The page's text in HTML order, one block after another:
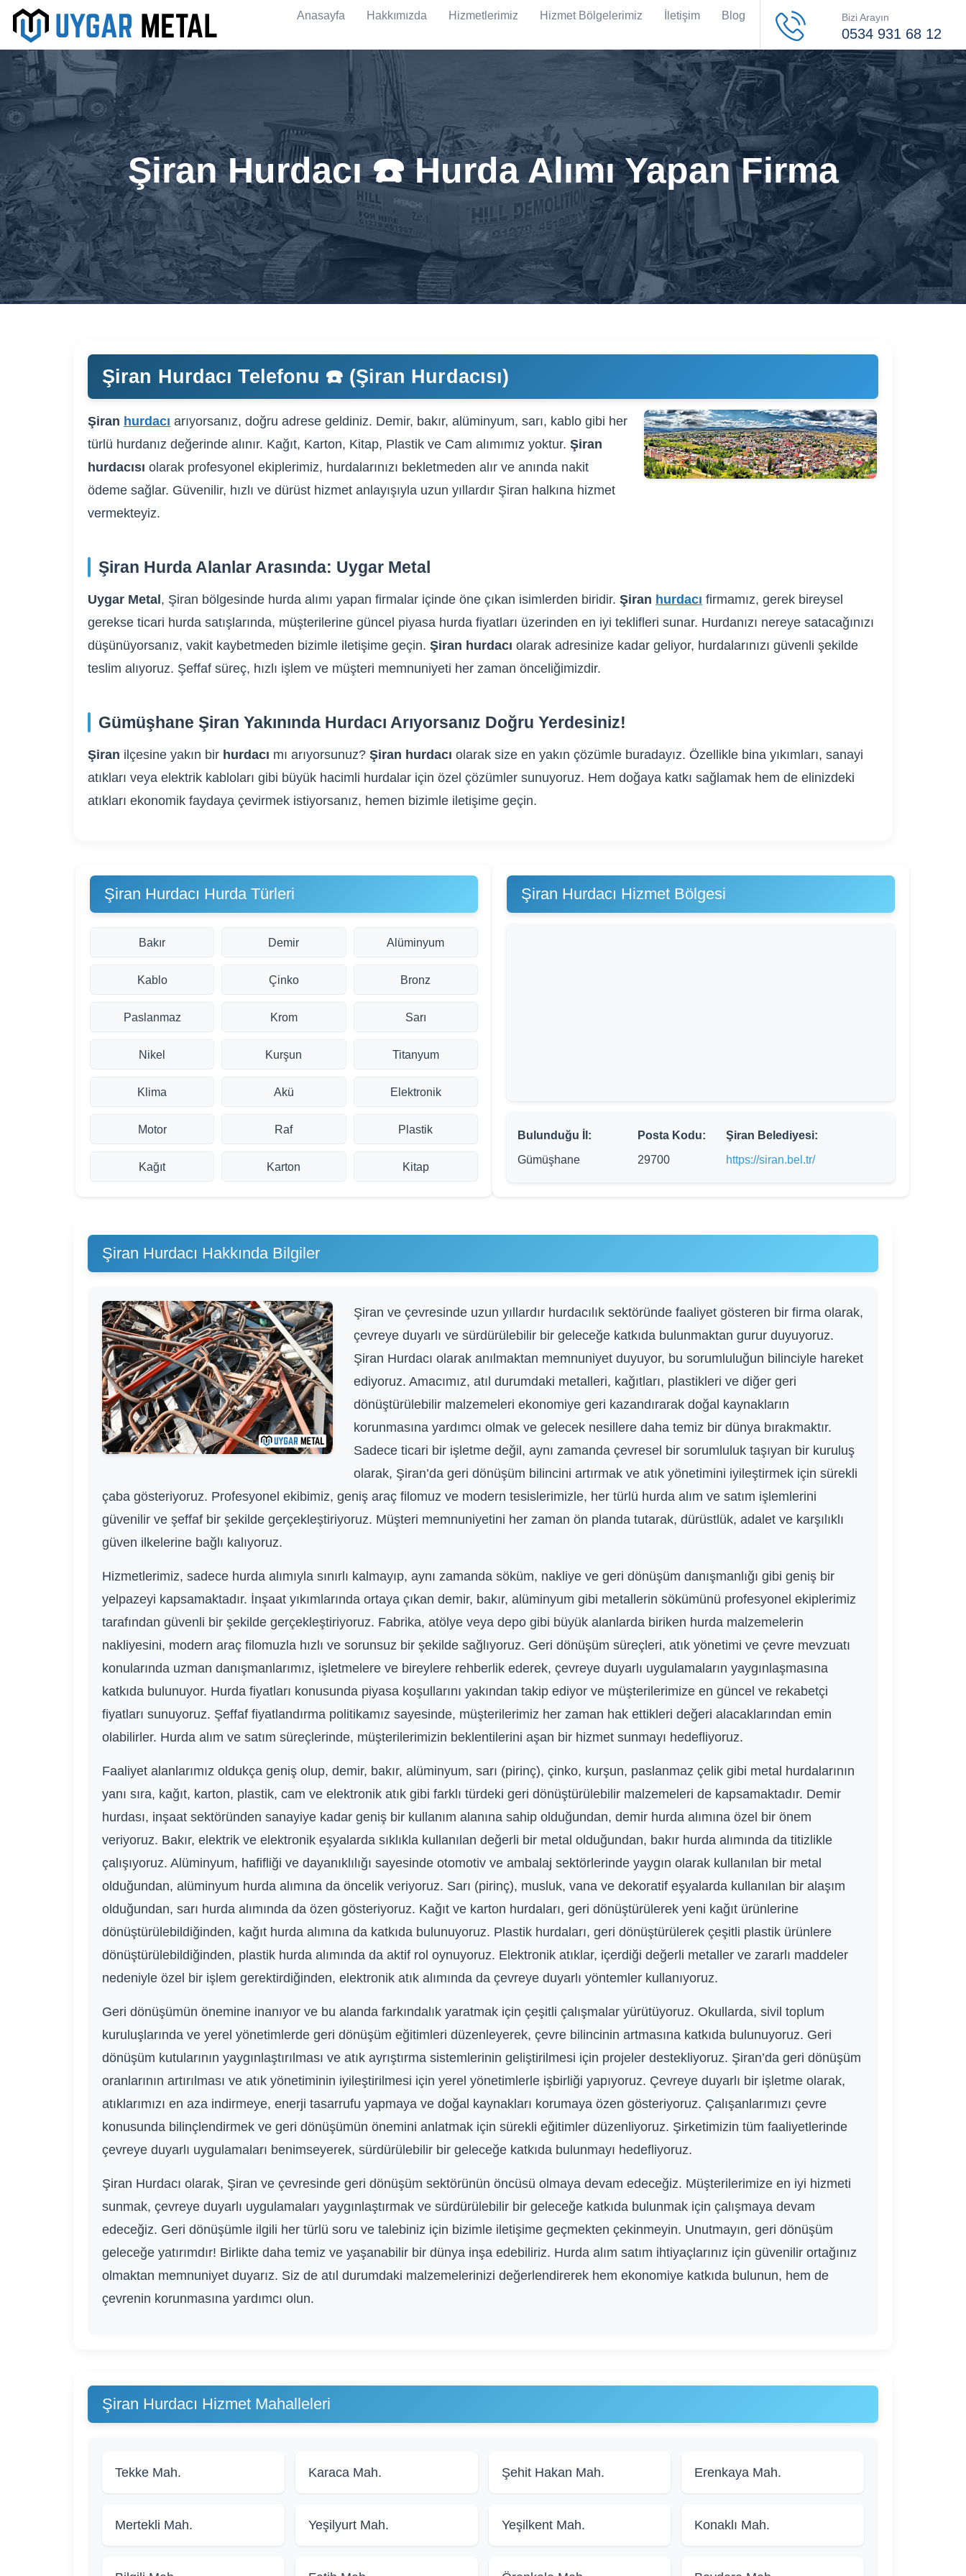
Anasayfa Hakkımızda Hizmetlerimiz Hizmet Bölgelerimiz İletişim Blog Bizi Arayın
0534 931 68 12
Şiran Hurdacı ☎️ Hurda Alımı Yapan Firma
Şiran Hurdacı Telefonu ☎️ (Şiran Hurdacısı)
Şiran hurdacı arıyorsanız, doğru adrese geldiniz. Demir, bakır, alüminyum, sarı, kablo gibi her
türlü hurdanız değerinde alınır. Kağıt, Karton, Kitap, Plastik ve Cam alımımız yoktur. Şiran
hurdacısı olarak profesyonel ekiplerimiz, hurdalarınızı bekletmeden alır ve anında nakit
ödeme sağlar. Güvenilir, hızlı ve dürüst hizmet anlayışıyla uzun yıllardır Şiran halkına hizmet
vermekteyiz.
Şiran Hurda Alanlar Arasında: Uygar Metal
Uygar Metal , Şiran bölgesinde hurda alımı yapan firmalar içinde öne çıkan isimlerden biridir. Şiran hurdacı firmamız, gerek bireysel
gerekse ticari hurda satışlarında, müşterilerine güncel piyasa hurda fiyatları üzerinden en iyi teklifleri sunar. Hurdanızı nereye satacağınızı
düşünüyorsanız, vakit kaybetmeden bizimle iletişime geçin. Şiran hurdacı olarak adresinize kadar geliyor, hurdalarınızı güvenli şekilde
teslim alıyoruz. Şeffaf süreç, hızlı işlem ve müşteri memnuniyeti her zaman önceliğimizdir.
Gümüşhane Şiran Yakınında Hurdacı Arıyorsanız Doğru Yerdesiniz!
Şiran ilçesine yakın bir hurdacı mı arıyorsunuz? Şiran hurdacı olarak size en yakın çözümle buradayız. Özellikle bina yıkımları, sanayi
atıkları veya elektrik kabloları gibi büyük hacimli hurdalar için özel çözümler sunuyoruz. Hem doğaya katkı sağlamak hem de elinizdeki
atıkları ekonomik faydaya çevirmek istiyorsanız, hemen bizimle iletişime geçin.
Şiran Hurdacı Hurda Türleri
Bakır Demir Alüminyum
Kablo Çinko Bronz
Paslanmaz Krom Sarı
Nikel Kurşun Titanyum
Klima Akü Elektronik
Motor Raf Plastik
Kağıt Karton Kitap
Şiran Hurdacı Hizmet Bölgesi
Bulunduğu İl:
Gümüşhane
Posta Kodu:
29700
Şiran Belediyesi:
https://siran.bel.tr/
Şiran Hurdacı Hakkında Bilgiler
Şiran ve çevresinde uzun yıllardır hurdacılık sektöründe faaliyet gösteren bir firma olarak,
çevreye duyarlı ve sürdürülebilir bir geleceğe katkıda bulunmaktan gurur duyuyoruz.
Şiran Hurdacı olarak anılmaktan memnuniyet duyuyor, bu sorumluluğun bilinciyle hareket
ediyoruz. Amacımız, atıl durumdaki metalleri, kağıtları, plastikleri ve diğer geri
dönüştürülebilir malzemeleri ekonomiye geri kazandırarak doğal kaynakların
korunmasına yardımcı olmak ve gelecek nesillere daha temiz bir dünya bırakmaktır.
Sadece ticari bir işletme değil, aynı zamanda çevresel bir sorumluluk taşıyan bir kuruluş
olarak, Şiran’da geri dönüşüm bilincini artırmak ve atık yönetimini iyileştirmek için sürekli
çaba gösteriyoruz. Profesyonel ekibimiz, geniş araç filomuz ve modern tesislerimizle, her türlü hurda alım ve satım işlemlerini
güvenilir ve şeffaf bir şekilde gerçekleştiriyoruz. Müşteri memnuniyetini her zaman ön planda tutarak, dürüstlük, adalet ve karşılıklı
güven ilkelerine bağlı kalıyoruz.
Hizmetlerimiz, sadece hurda alımıyla sınırlı kalmayıp, aynı zamanda söküm, nakliye ve geri dönüşüm danışmanlığı gibi geniş bir
yelpazeyi kapsamaktadır. İnşaat yıkımlarında ortaya çıkan demir, bakır, alüminyum gibi metallerin sökümünü profesyonel ekiplerimiz
tarafından güvenli bir şekilde gerçekleştiriyoruz. Fabrika, atölye veya depo gibi büyük alanlarda biriken hurda malzemelerin
nakliyesini, modern araç filomuzla hızlı ve sorunsuz bir şekilde sağlıyoruz. Geri dönüşüm süreçleri, atık yönetimi ve çevre mevzuatı
konularında uzman danışmanlarımız, işletmelere ve bireylere rehberlik ederek, çevreye duyarlı uygulamaların yaygınlaşmasına
katkıda bulunuyor. Hurda fiyatları konusunda piyasa koşullarını yakından takip ediyor ve müşterilerimize en güncel ve rekabetçi
fiyatları sunuyoruz. Şeffaf fiyatlandırma politikamız sayesinde, müşterilerimiz her zaman hak ettikleri değeri alacaklarından emin
olabilirler. Hurda alım ve satım süreçlerinde, müşterilerimizin beklentilerini aşan bir hizmet sunmayı hedefliyoruz.
Faaliyet alanlarımız oldukça geniş olup, demir, bakır, alüminyum, sarı (pirinç), çinko, kurşun, paslanmaz çelik gibi metal hurdalarının
yanı sıra, kağıt, karton, plastik, cam ve elektronik atık gibi farklı türdeki geri dönüştürülebilir malzemeleri de kapsamaktadır. Demir
hurdası, inşaat sektöründen sanayiye kadar geniş bir kullanım alanına sahip olduğundan, demir hurda alımına özel bir önem
veriyoruz. Bakır, elektrik ve elektronik eşyalarda sıklıkla kullanılan değerli bir metal olduğundan, bakır hurda alımında da titizlikle
çalışıyoruz. Alüminyum, hafifliği ve dayanıklılığı sayesinde otomotiv ve ambalaj sektörlerinde yaygın olarak kullanılan bir metal
olduğundan, alüminyum hurda alımına da öncelik veriyoruz. Sarı (pirinç), musluk, vana ve dekoratif eşyalarda kullanılan bir alaşım
olduğundan, sarı hurda alımında da özen gösteriyoruz. Kağıt ve karton hurdaları, geri dönüştürülerek yeni kağıt ürünlerine
dönüştürülebildiğinden, kağıt hurda alımına da katkıda bulunuyoruz. Plastik hurdaları, geri dönüştürülerek çeşitli plastik ürünlere
dönüştürülebildiğinden, plastik hurda alımında da aktif rol oynuyoruz. Elektronik atıklar, içerdiği değerli metaller ve zararlı maddeler
nedeniyle özel bir işlem gerektirdiğinden, elektronik atık alımında da çevreye duyarlı yöntemler kullanıyoruz.
Geri dönüşümün önemine inanıyor ve bu alanda farkındalık yaratmak için çeşitli çalışmalar yürütüyoruz. Okullarda, sivil toplum
kuruluşlarında ve yerel yönetimlerde geri dönüşüm eğitimleri düzenleyerek, çevre bilincinin artmasına katkıda bulunuyoruz. Geri
dönüşüm kutularının yaygınlaştırılması ve atık ayrıştırma sistemlerinin geliştirilmesi için projeler destekliyoruz. Şiran’da geri dönüşüm
oranlarının artırılması ve atık yönetiminin iyileştirilmesi için yerel yönetimlerle işbirliği yapıyoruz. Çevreye duyarlı bir işletme olarak,
atıklarımızı en aza indirmeye, enerji tasarrufu yapmaya ve doğal kaynakları korumaya özen gösteriyoruz. Çalışanlarımızı çevre
konusunda bilinçlendirmek ve geri dönüşümün önemini anlatmak için sürekli eğitimler düzenliyoruz. Şirketimizin tüm faaliyetlerinde
çevreye duyarlı uygulamaları benimseyerek, sürdürülebilir bir geleceğe katkıda bulunmayı hedefliyoruz.
Şiran Hurdacı olarak, Şiran ve çevresinde geri dönüşüm sektörünün öncüsü olmaya devam edeceğiz. Müşterilerimize en iyi hizmeti
sunmak, çevreye duyarlı uygulamaları yaygınlaştırmak ve sürdürülebilir bir geleceğe katkıda bulunmak için çalışmaya devam
edeceğiz. Geri dönüşümle ilgili her türlü soru ve talebiniz için bizimle iletişime geçmekten çekinmeyin. Unutmayın, geri dönüşüm
geleceğe yatırımdır! Birlikte daha temiz ve yaşanabilir bir dünya inşa edebiliriz. Hurda alım satım ihtiyaçlarınız için güvenilir ortağınız
olmaktan memnuniyet duyarız. Siz de atıl durumdaki malzemelerinizi değerlendirerek hem ekonomiye katkıda bulunun, hem de
çevrenin korunmasına yardımcı olun.
Şiran Hurdacı Hizmet Mahalleleri
Tekke Mah. Karaca Mah. Şehit Hakan Mah. Erenkaya Mah.
Mertekli Mah. Yeşilyurt Mah. Yeşilkent Mah. Konaklı Mah.